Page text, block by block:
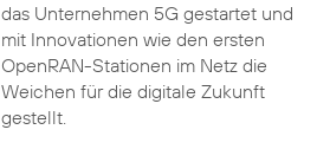
das Unternehmen 5G gestartet und
mit Innovationen wie den ersten
OpenRAN-Stationen im Netz die
Weichen für die digitale Zukunft
gestellt.